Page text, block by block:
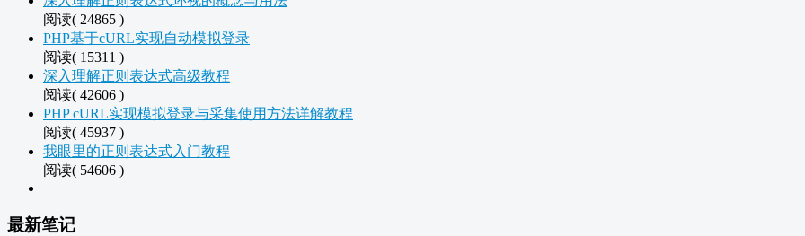
阅读( 24865 )
PHP基于cURL实现自动模拟登录
阅读( 15311 )
深入理解正则表达式高级教程
阅读( 42606 )
PHP cURL实现模拟登录与采集使用方法详解教程
阅读( 45937 )
我眼里的正则表达式入门教程
阅读( 54606 )
最新笔记